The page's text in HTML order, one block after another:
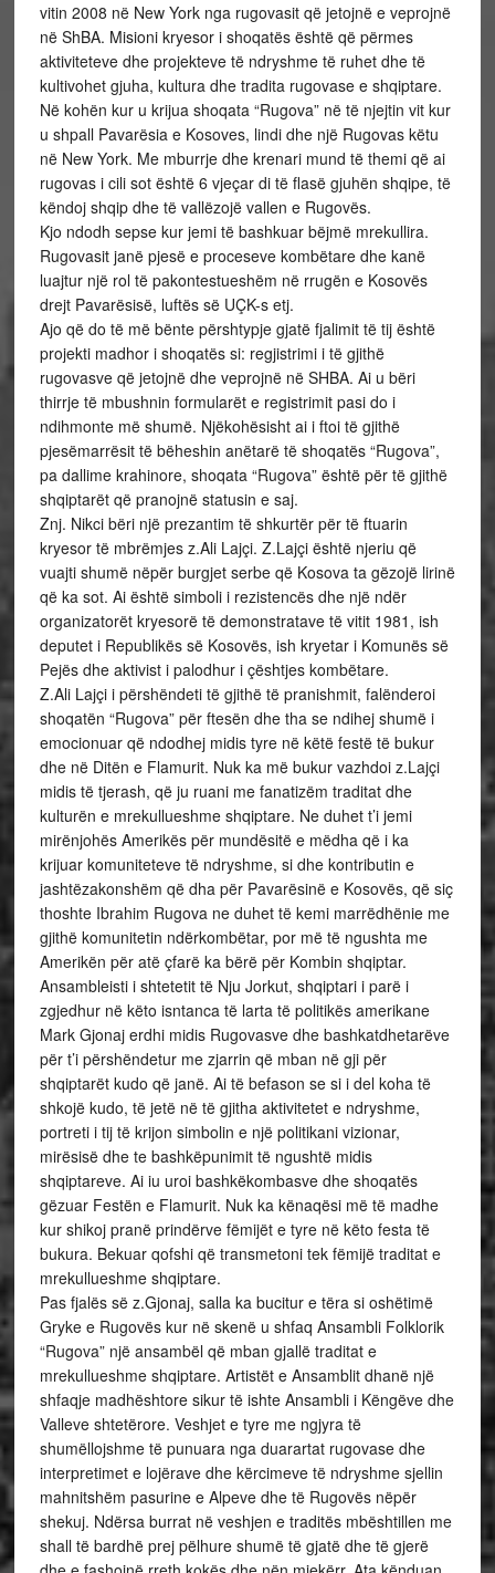
vitin 2008 në New York nga rugovasit që jetojnë e veprojnë
në ShBA. Misioni kryesor i shoqatës është që përmes
aktiviteteve dhe projekteve të ndryshme të ruhet dhe të
kultivohet gjuha, kultura dhe tradita rugovase e shqiptare.
Në kohën kur u krijua shoqata “Rugova” në të njejtin vit kur
u shpall Pavarësia e Kosoves, lindi dhe një Rugovas këtu
në New York. Me mburrje dhe krenari mund të themi që ai
rugovas i cili sot është 6 vjeçar di të flasë gjuhën shqipe, të
këndoj shqip dhe të vallëzojë vallen e Rugovës.
Kjo ndodh sepse kur jemi të bashkuar bëjmë mrekullira.
Rugovasit janë pjesë e proceseve kombëtare dhe kanë
luajtur një rol të pakontestueshëm në rrugën e Kosovës
drejt Pavarësisë, luftës së UÇK-s etj.
Ajo që do të më bënte përshtypje gjatë fjalimit të tij është
projekti madhor i shoqatës si: regjistrimi i të gjithë
rugovasve që jetojnë dhe veprojnë në SHBA. Ai u bëri
thirrje të mbushnin formularët e registrimit pasi do i
ndihmonte më shumë. Njëkohësisht ai i ftoi të gjithë
pjesëmarrësit të bëheshin anëtarë të shoqatës “Rugova”,
pa dallime krahinore, shoqata “Rugova” është për të gjithë
shqiptarët që pranojnë statusin e saj.
Znj. Nikci bëri një prezantim të shkurtër për të ftuarin
kryesor të mbrëmjes z.Ali Lajçi. Z.Lajçi është njeriu që
vuajti shumë nëpër burgjet serbe që Kosova ta gëzojë lirinë
që ka sot. Ai është simboli i rezistencës dhe një ndër
organizatorët kryesorë të demonstratave të vitit 1981, ish
deputet i Republikës së Kosovës, ish kryetar i Komunës së
Pejës dhe aktivist i palodhur i çështjes kombëtare.
Z.Ali Lajçi i përshëndeti të gjithë të pranishmit, falënderoi
shoqatën “Rugova” për ftesën dhe tha se ndihej shumë i
emocionuar që ndodhej midis tyre në këtë festë të bukur
dhe në Ditën e Flamurit. Nuk ka më bukur vazhdoi z.Lajçi
midis të tjerash, që ju ruani me fanatizëm traditat dhe
kulturën e mrekullueshme shqiptare. Ne duhet t’i jemi
mirënjohës Amerikës për mundësitë e mëdha që i ka
krijuar komuniteteve të ndryshme, si dhe kontributin e
jashtëzakonshëm që dha për Pavarësinë e Kosovës, që siç
thoshte Ibrahim Rugova ne duhet të kemi marrëdhënie me
gjithë komunitetin ndërkombëtar, por më të ngushta me
Amerikën për atë çfarë ka bërë për Kombin shqiptar.
Ansambleisti i shtetetit të Nju Jorkut, shqiptari i parë i
zgjedhur në këto isntanca të larta të politikës amerikane
Mark Gjonaj erdhi midis Rugovasve dhe bashkatdhetarëve
për t’i përshëndetur me zjarrin që mban në gji për
shqiptarët kudo që janë. Ai të befason se si i del koha të
shkojë kudo, të jetë në të gjitha aktivitetet e ndryshme,
portreti i tij të krijon simbolin e një politikani vizionar,
mirësisë dhe te bashkëpunimit të ngushtë midis
shqiptareve. Ai iu uroi bashkëkombasve dhe shoqatës
gëzuar Festën e Flamurit. Nuk ka kënaqësi më të madhe
kur shikoj pranë prindërve fëmijët e tyre në këto festa të
bukura. Bekuar qofshi që transmetoni tek fëmijë traditat e
mrekullueshme shqiptare.
Pas fjalës së z.Gjonaj, salla ka bucitur e tëra si oshëtimë
Gryke e Rugovës kur në skenë u shfaq Ansambli Folklorik
“Rugova” një ansambël që mban gjallë traditat e
mrekullueshme shqiptare. Artistët e Ansamblit dhanë një
shfaqje madhështore sikur të ishte Ansambli i Këngëve dhe
Valleve shtetërore. Veshjet e tyre me ngjyra të
shumëllojshme të punuara nga duarartat rugovase dhe
interpretimet e lojërave dhe kërcimeve të ndryshme sjellin
mahnitshëm pasurine e Alpeve dhe të Rugovës nëpër
shekuj. Ndërsa burrat në veshjen e traditës mbështillen me
shall të bardhë prej pëlhure shumë të gjatë dhe të gjerë